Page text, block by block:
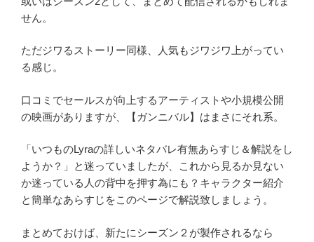
せん。
ただジワるストーリー同様、人気もジワジワ上がってい
る感じ。
口コミでセールスが向上するアーティストや小規模公開
の映画がありますが、【ガンニバル】はまさにそれ系。
「いつものLyraの詳しいネタバレ有無あらすじ＆解説をし
ようか？」と迷っていましたが、これから見るか見ない
か迷っている人の背中を押す為にも？キャラクター紹介
と簡単なあらすじをこのページで解説致しましょう。
まとめておけば、新たにシーズン２が製作されるなら